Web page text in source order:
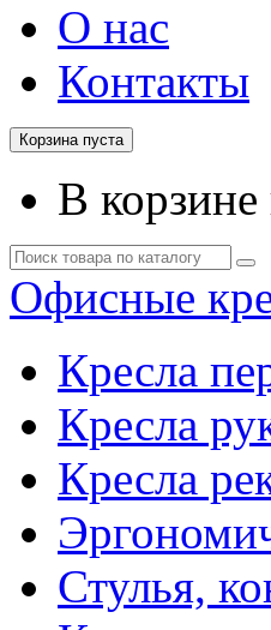
О нас
Контакты
Корзина пуста
В корзине
Офисные
Кресла
Кресла
Кресла
Стулья,